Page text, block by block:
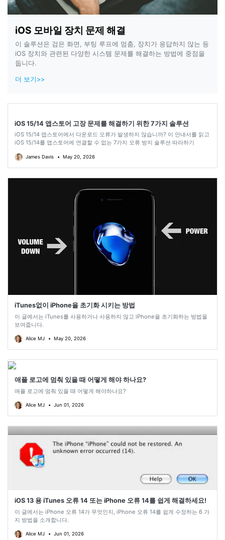
iOS 모바일 장치 문제 해결
이 솔루션은 검은 화면, 부팅 루프에 멈춤, 장치가 응답하지 않는 등
iOS 장치와 관련된 다양한 시스템 문제를 해결하는 방법에 중점을
둡니다.
더 보기>>
iOS 15/14 앱스토어 고장 문제를 해결하기 위한 7가지 솔루션
iOS 15/14 앱스토어에서 다운로드 오류가 발생하지 않습니까? 이 안내서를 읽고
iOS 15/14를 앱스토어에 연결할 수 없는 7가지 오류 방지 솔루션 따라하기
James Davis • May 20, 2026
iTunes없이 iPhone을 초기화 시키는 방법
이 글에서는 iTunes를 사용하거나 사용하지 않고 iPhone을 초기화하는 방법을
보여줍니다.
Alice MJ • May 20, 2026
애플 로고에 멈춰 있을 때 어떻게 해야 하나요?
애플 로고에 멈춰 있을 때 어떻게 해야하나요?
Alice MJ • Jun 01, 2026
iOS 13 용 iTunes 오류 14 또는 iPhone 오류 14를 쉽게 해결하세요!
이 글에서는 iPhone 오류 14가 무엇인지, iPhone 오류 14를 쉽게 수정하는 6 가
지 방법을 소개합니다.
Alice MJ • Jun 01, 2026